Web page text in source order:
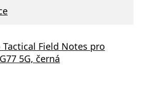
Field Notes pro
5G, černá